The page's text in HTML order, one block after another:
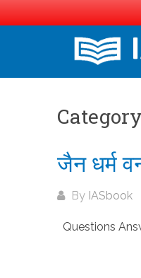
जैन धर्म
By IASbook
Questions